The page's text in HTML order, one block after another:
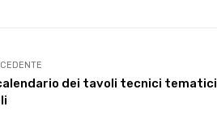
dei tavoli tecnici tematici